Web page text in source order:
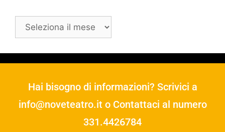
Hai bisogno di informazioni? Scrivici a
info@noveteatro.ito Contattaci al numero
331.4426784